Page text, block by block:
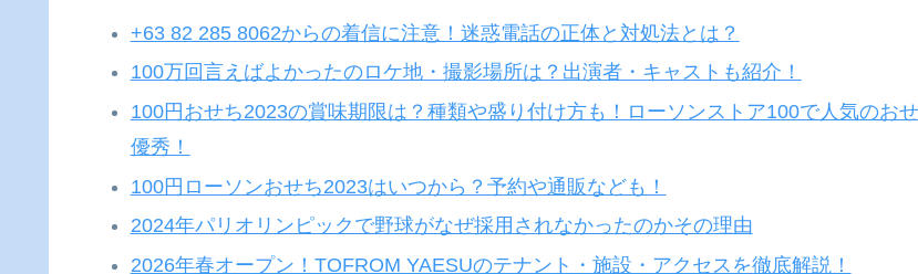
+63 82 285 8062からの着信に注意！迷惑電話の正体と対処法とは？
100万回言えばよかったのロケ地・撮影場所は？出演者・キャストも紹介！
100円おせち2023の賞味期限は？種類や盛り付け方も！ローソンストア100で人気のお
優秀！
100円ローソンおせち2023はいつから？予約や通販なども！
2024年パリオリンピックで野球がなぜ採用されなかったのかその理由
2026年春オープン！TOFROM YAESUのテナント・施設・アクセスを徹底解説！